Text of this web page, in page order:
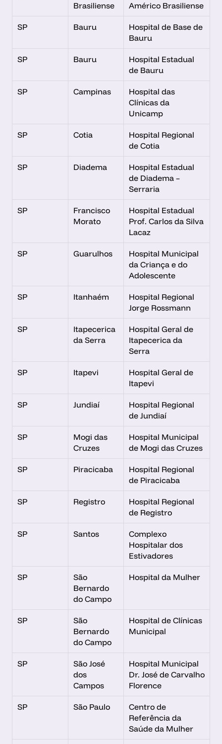
Brasiliense
Américo Brasiliense
SP Bauru
Hospital de Base de
Bauru
SP Bauru
Hospital Estadual
de Bauru
SP Campinas
Hospital das
Clínicas da
Unicamp
SP Cotia
Hospital Regional
de Cotia
SP Diadema
Hospital Estadual
de Diadema –
Serraria
SP
Francisco
Morato
Hospital Estadual
Prof. Carlos da Silva
Lacaz
SP Guarulhos
Hospital Municipal
da Criança e do
Adolescente
SP Itanhaém
Hospital Regional
Jorge Rossmann
SP
Itapecerica
da Serra
Hospital Geral de
Itapecerica da
Serra
SP Itapevi
Hospital Geral de
Itapevi
SP Jundiaí
Hospital Regional
de Jundiaí
SP
Mogi das
Cruzes
Hospital Municipal
de Mogi das Cruzes
SP Piracicaba
Hospital Regional
de Piracicaba
SP Registro
Hospital Regional
de Registro
SP Santos
Complexo
Hospitalar dos
Estivadores
SP
São
Bernardo
do Campo
Hospital da Mulher
SP
São
Bernardo
do Campo
Hospital de Clínicas
Municipal
SP
São José
dos
Campos
Hospital Municipal
Dr. José de Carvalho
Florence
SP São Paulo
Centro de
Referência da
Saúde da Mulher